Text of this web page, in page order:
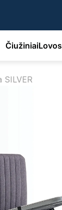
ČiužiniaiLovos
SILVER